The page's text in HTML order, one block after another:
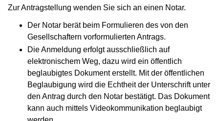
Zur Antragstellung wenden Sie sich an einen Notar.
Der Notar berät beim Formulieren des von den
Gesellschaftern vorformulierten Antrags.
Die Anmeldung erfolgt ausschließlich auf
elektronischem Weg, dazu wird ein öffentlich
beglaubigtes Dokument erstellt. Mit der öffentlichen
Beglaubigung wird die Echtheit der Unterschrift unter
den Antrag durch den Notar bestätigt. Das Dokument
kann auch mittels Videokommunikation beglaubigt